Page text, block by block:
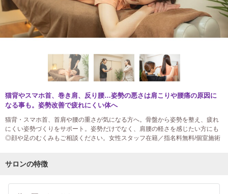
猫背やスマホ首、巻き肩、反り腰…姿勢の悪さは肩こりや腰痛の原因に
なる事も。姿勢改善で疲れにくい体へ
猫背・スマホ首、首肩や腰の重さが気になる方へ。骨盤から姿勢を整え、疲れ
にくい姿勢づくりをサポート。姿勢だけでなく、肩腰の軽さを感じたい方にも
◎顔や足のむくみもご相談ください。女性スタッフ在籍／指名料無料/個室施術
サロンの特徴